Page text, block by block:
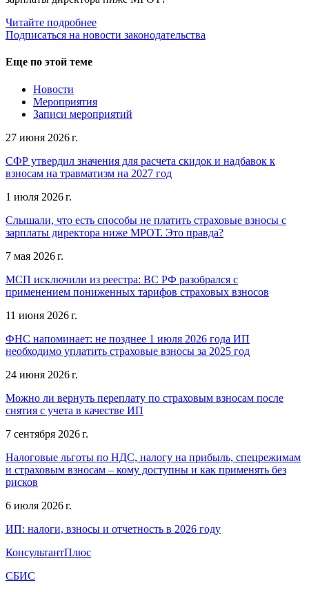
Читайте подробнее
Подписаться на новости законодательства
Еще по этой теме
Новости
Мероприятия
Записи мероприятий
27 июня 2026 г.
СФР утвердил значения для расчета скидок и надбавок к
взносам на травматизм на 2027 год
1 июля 2026 г.
Слышали, что есть способы не платить страховые взносы с
зарплаты директора ниже МРОТ. Это правда?
7 мая 2026 г.
МСП исключили из реестра: ВС РФ разобрался с
применением пониженных тарифов страховых взносов
11 июня 2026 г.
ФНС напоминает: не позднее 1 июля 2026 года ИП
необходимо уплатить страховые взносы за 2025 год
24 июня 2026 г.
Можно ли вернуть переплату по страховым взносам после
снятия с учета в качестве ИП
7 сентября 2026 г.
Налоговые льготы по НДС, налогу на прибыль, спецрежимам
и страховым взносам – кому доступны и как применять без
рисков
6 июля 2026 г.
ИП: налоги, взносы и отчетность в 2026 году
КонсультантПлюс
СБИС